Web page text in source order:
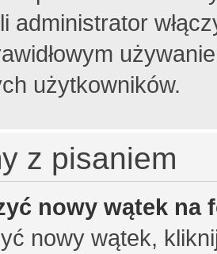
administrator
użytkowników.
z pisaniem
nowy wątek na
nowy wątek,